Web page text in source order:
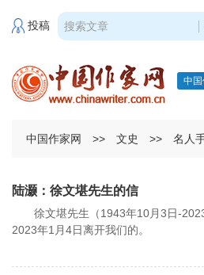
投稿
中
中国作家网 >> 文史 >> 名人
陆灏：徐文堪先生的信
徐文堪先生（1943年10月3日-
2023年1月4日离开我们的。